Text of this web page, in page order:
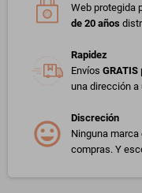
Web protegida
de 20 años
Rapidez
Envíos GRATIS
una dirección a
Discreción
Ninguna marca
compras. Y